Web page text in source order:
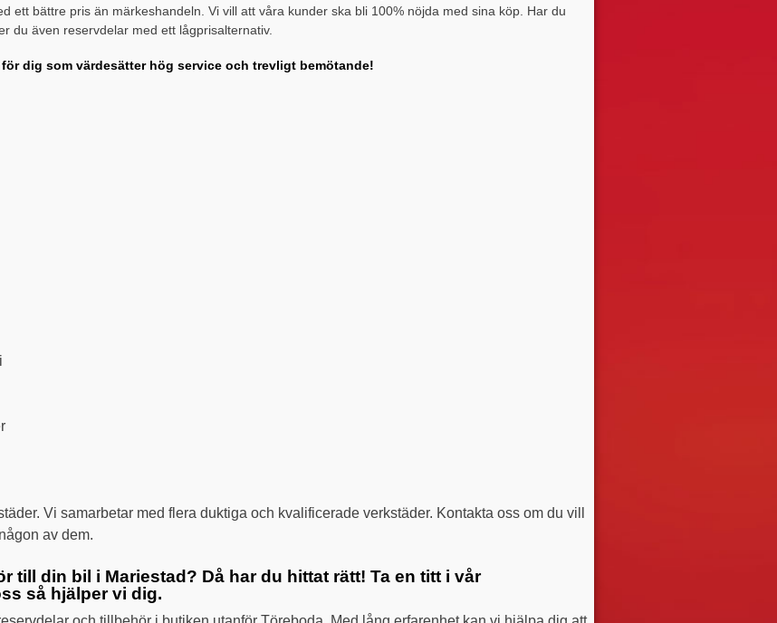
ett bättre pris än märkeshandeln. Vi vill att våra kunder ska bli 100% nöjda med sina köp. Har du
du även reservdelar med ett lågprisalternativ.
dig som värdesätter hög service och trevligt bemötande!
Vi samarbetar med flera duktiga och kvalificerade verkstäder. Kontakta oss om du vill
av dem.
till din bil i Mariestad? Då har du hittat rätt! Ta en titt i vår
så hjälper vi dig.